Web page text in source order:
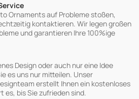
Ornaments auf Probleme stoßen,
kontaktieren. Wir legen großen
und garantieren Ihre 100%ige
Design oder auch nur eine Idee
es uns nur mitteilen. Unser
erstellt Ihnen ein kostenloses
es, bis Sie zufrieden sind.